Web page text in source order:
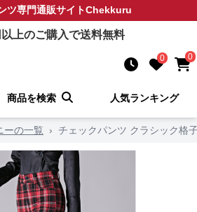
ツ専門通販サイトChekkuru
上のご購入で送料無料
0 0
商品を検索 人気ランキング
ーの一覧 › チェックパンツ クラシック格